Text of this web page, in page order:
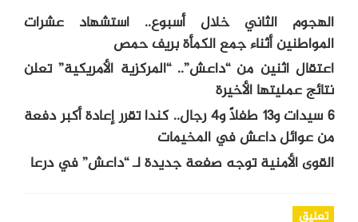
الهجوم الثاني خلال أسبوع.. استشهاد عشرات
المواطنين أثناء جمع الكمأة بريف حمص
اعتقال اثنين من “داعش”.. “المركزية الأمريكية” تعلن
نتائج عمليتها الأخيرة
6 سيدات و13 طفلًا و4 رجال.. كندا تقرر إعادة أكبر دفعة
من عوائل داعش في المخيمات
القوى الأمنية توجه صفعة جديدة لـ “داعش” في درعا
تعليق